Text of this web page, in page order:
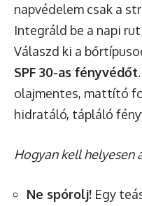
napvédelem csak a
Integráld be a napi
Válaszd ki a
SPF 30-as fényvédőt
olajmentes, mattító
hidratáló, tápláló
Hogyan kell helyesen
Ne spórolj! Egy